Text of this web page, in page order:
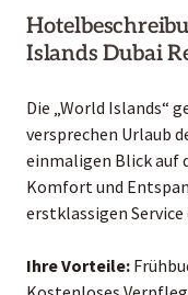
Islands Dubai
Die „World Islands“
versprechen Urlaub
einmaligen Blick auf
Komfort und
erstklassigen
Ihre Vorteile: